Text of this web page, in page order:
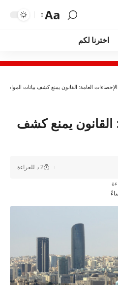
Aa
اخترنا لكم
الإحصاءات العامة: القانون يمنع كشف بيانات المواطنين
القانون يمنع كشف
2 د للقراءة